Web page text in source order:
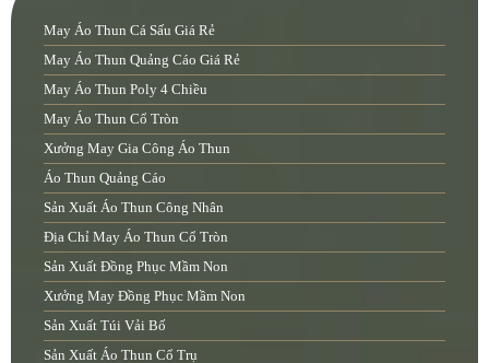
May Áo Thun Cá Sấu Giá Rẻ
May Áo Thun Quảng Cáo Giá Rẻ
May Áo Thun Poly 4 Chiều
May Áo Thun Cổ Tròn
Xưởng May Gia Công Áo Thun
Áo Thun Quảng Cáo
Sản Xuất Áo Thun Công Nhân
Địa Chỉ May Áo Thun Cổ Tròn
Sản Xuất Đồng Phục Mầm Non
Xưởng May Đồng Phục Mầm Non
Sản Xuất Túi Vải Bố
Sản Xuất Áo Thun Cổ Trụ